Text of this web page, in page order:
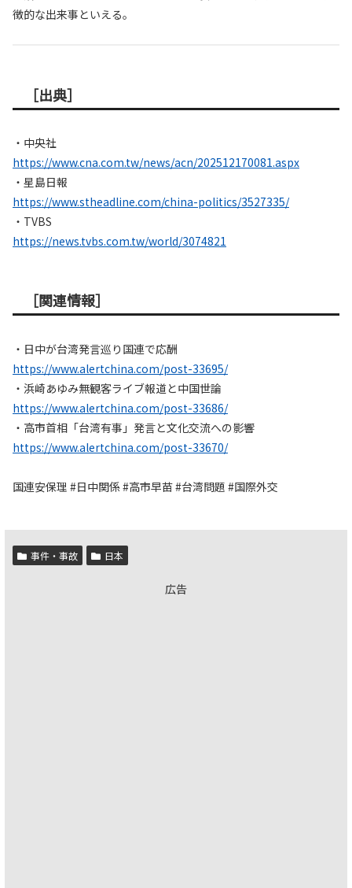
徴的な出来事といえる。
［出典］
・中央社
https://www.cna.com.tw/news/acn/202512170081.aspx
・星島日報
https://www.stheadline.com/china-politics/3527335/
・TVBS
https://news.tvbs.com.tw/world/3074821
［関連情報］
・日中が台湾発言巡り国連で応酬
https://www.alertchina.com/post-33695/
・浜崎あゆみ無観客ライブ報道と中国世論
https://www.alertchina.com/post-33686/
・高市首相「台湾有事」発言と文化交流への影響
https://www.alertchina.com/post-33670/
国連安保理 #日中関係 #高市早苗 #台湾問題 #国際外交
事件・事故 日本
広告